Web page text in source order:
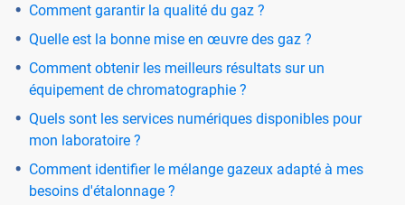
Comment garantir la qualité du gaz ?
Quelle est la bonne mise en œuvre des gaz ?
Comment obtenir les meilleurs résultats sur un
équipement de chromatographie ?
Quels sont les services numériques disponibles pour
mon laboratoire ?
Comment identifier le mélange gazeux adapté à mes
besoins d'étalonnage ?